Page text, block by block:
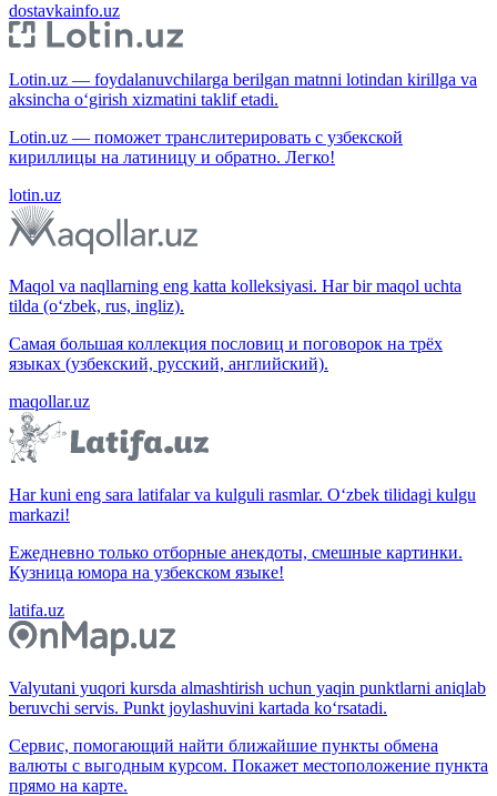
dostavkainfo.uz
Lotin.uz — foydalanuvchilarga berilgan matnni lotindan kirillga va
aksincha o‘girish xizmatini taklif etadi.
Lotin.uz — поможет транслитерировать с узбекской
кириллицы на латиницу и обратно. Легко!
lotin.uz
Maqol va naqllarning eng katta kolleksiyasi. Har bir maqol uchta
tilda (o‘zbek, rus, ingliz).
Самая большая коллекция пословиц и поговорок на трёх
языках (узбекский, русский, английский).
maqollar.uz
Har kuni eng sara latifalar va kulguli rasmlar. O‘zbek tilidagi kulgu
markazi!
Ежедневно только отборные анекдоты, смешные картинки.
Кузница юмора на узбекском языке!
latifa.uz
Valyutani yuqori kursda almashtirish uchun yaqin punktlarni aniqlab
beruvchi servis. Punkt joylashuvini kartada ko‘rsatadi.
Сервис, помогающий найти ближайшие пункты обмена
валюты с выгодным курсом. Покажет местоположение пункта
прямо на карте.